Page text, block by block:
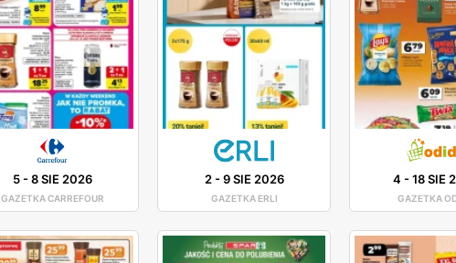
5-8 SIE 2026
GAZETKA CARREFOUR
2-9 SIE 2026
GAZETKA ERLI
4 -18 SIE
GAZETKA